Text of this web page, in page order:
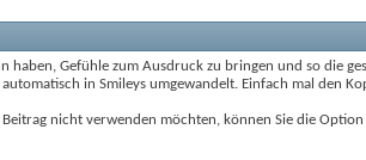
haben, Gefühle zum Ausdruck zu bringen und so die
in Smileys umgewandelt. Einfach mal den
nicht verwenden möchten, können Sie die